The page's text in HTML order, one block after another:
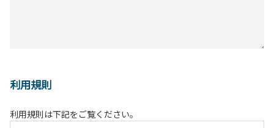
利用規則
利用規則は下記をご覧ください。